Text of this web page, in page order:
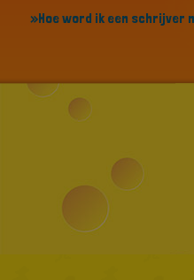
»Hoe word ik een schrijver